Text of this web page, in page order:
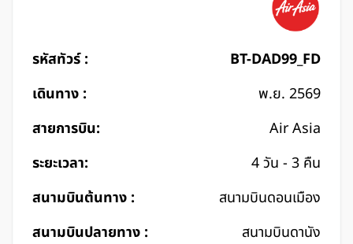
รหัสทัวร์ :
BT-DAD99_FD
เดินทาง :
พ.ย. 2569
สายการบิน:
Air Asia
ระยะเวลา:
4 วัน - 3 คืน
สนามบินต้นทาง :
สนามบินดอนเมือง
สนามบินปลายทาง :
สนามบินดานัง